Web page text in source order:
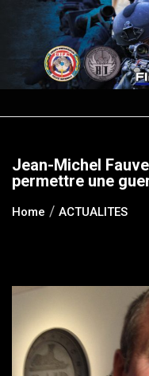
content
Jean-Michel
permettre une
Home ACTUALITES